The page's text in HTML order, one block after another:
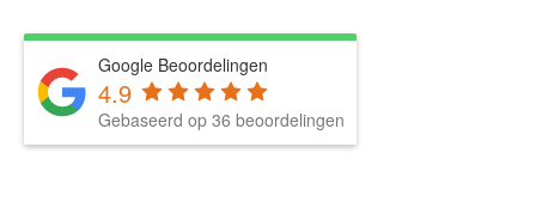
Google Beoordelingen
4.9
Gebaseerd op 36 beoordelingen